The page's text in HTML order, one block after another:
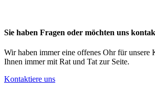
Sie haben Fragen oder möchten uns
Wir haben immer eine offenes Ohr für unsere
Ihnen immer mit Rat und Tat zur Seite.
Kontaktiere uns